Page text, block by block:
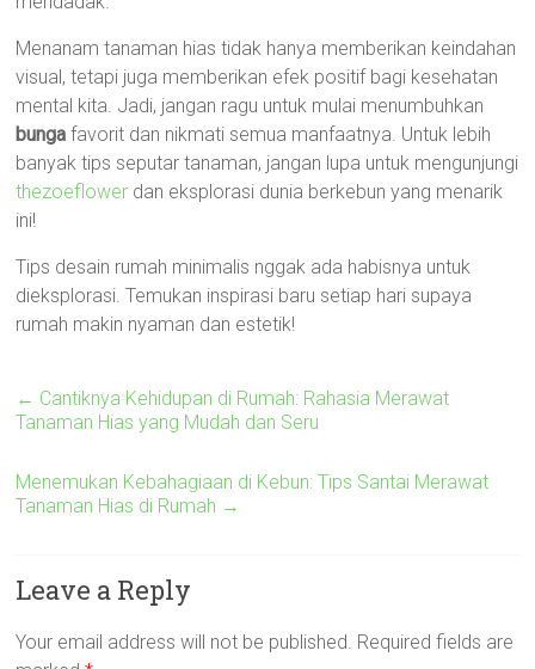
Menanam tanaman hias tidak hanya memberikan keindahan
visual, tetapi juga memberikan efek positif bagi kesehatan
mental kita. Jadi, jangan ragu untuk mulai menumbuhkan
bunga favorit dan nikmati semua manfaatnya. Untuk lebih
banyak tips seputar tanaman, jangan lupa untuk mengunjungi
thezoeflower dan eksplorasi dunia berkebun yang menarik
ini!
Tips desain rumah minimalis nggak ada habisnya untuk
dieksplorasi. Temukan inspirasi baru setiap hari supaya
rumah makin nyaman dan estetik!
← Cantiknya Kehidupan di Rumah: Rahasia Merawat
Tanaman Hias yang Mudah dan Seru
Menemukan Kebahagiaan di Kebun: Tips Santai Merawat
Tanaman Hias di Rumah →
Leave a Reply
Your email address will not be published. Required fields are